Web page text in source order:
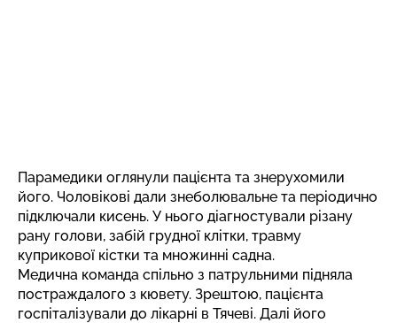
Парамедики оглянули пацієнта та знерухомили
його. Чоловікові дали знеболювальне та періодично
підключали кисень. У нього діагностували різану
рану голови, забій грудної клітки, травму
куприкової кістки та множинні садна.
Медична команда спільно з патрульними підняла
постраждалого з кювету. Зрештою, пацієнта
госпіталізували до лікарні в Тячеві. Далі його